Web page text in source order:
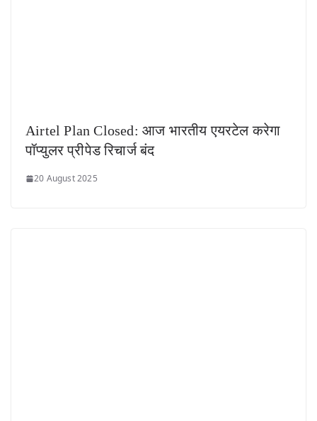
Airtel Plan Closed: आज भारतीय एयरटेल करेगा
पॉप्युलर प्रीपेड रिचार्ज बंद
20 August 2025